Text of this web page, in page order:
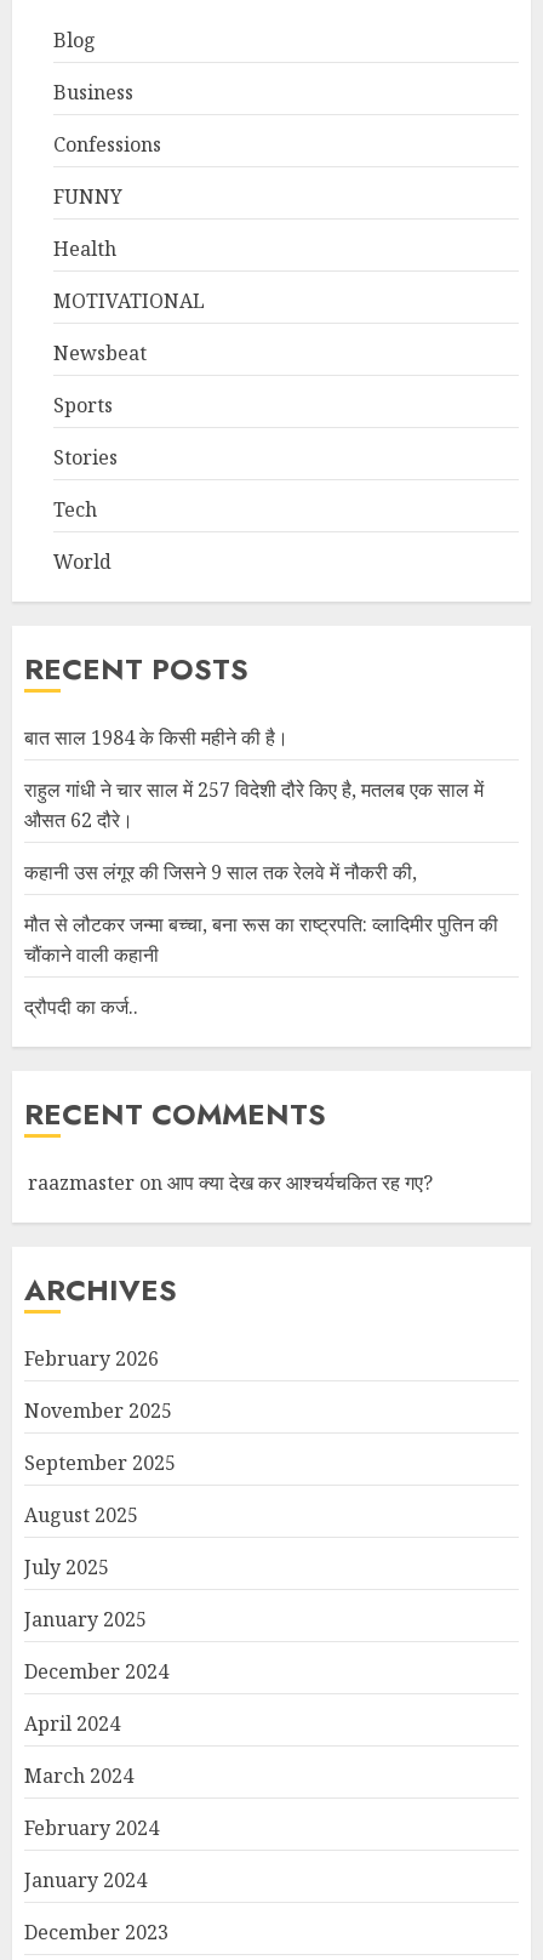
Blog
Business
Confessions
FUNNY
Health
MOTIVATIONAL
Newsbeat
Sports
Stories
Tech
World
RECENT POSTS
बात साल 1984 के किसी महीने की है।
राहुल गांधी ने चार साल में 257 विदेशी दौरे किए है, मतलब एक साल में
औसत 62 दौरे।
कहानी उस लंगूर की जिसने 9 साल तक रेलवे में नौकरी की,
मौत से लौटकर जन्मा बच्चा, बना रूस का राष्ट्रपति: व्लादिमीर पुतिन की
चौंकाने वाली कहानी
द्रौपदी का कर्ज..
RECENT COMMENTS
raazmaster onआप क्या देख कर आश्चर्यचकित रह गए?
ARCHIVES
February 2026
November 2025
September 2025
August 2025
July 2025
January 2025
December 2024
April 2024
March 2024
February 2024
January 2024
December 2023